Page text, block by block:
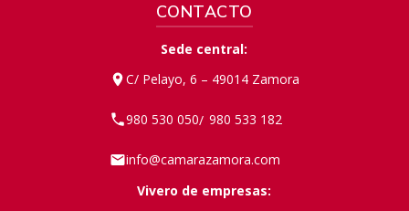
CONTACTO
Sede central:
C/ Pelayo, 6 – 49014 Zamora
980 530 050/ 980 533 182
info@camarazamora.com
Vivero de empresas: